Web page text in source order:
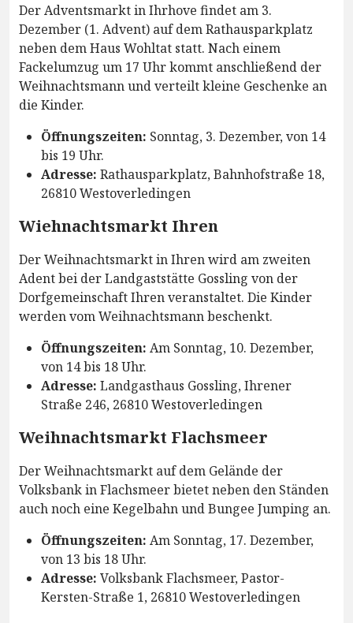
Der Adventsmarkt in Ihrhove findet am 3.
Dezember (1. Advent) auf dem Rathausparkplatz
neben dem Haus Wohltat statt. Nach einem
Fackelumzug um 17 Uhr kommt anschließend der
Weihnachtsmann und verteilt kleine Geschenke an
die Kinder.
Öffnungszeiten: Sonntag, 3. Dezember, von 14
bis 19 Uhr.
Adresse: Rathausparkplatz, Bahnhofstraße 18,
26810 Westoverledingen
Wiehnachtsmarkt Ihren
Der Weihnachtsmarkt in Ihren wird am zweiten
Adent bei der Landgaststätte Gossling von der
Dorfgemeinschaft Ihren veranstaltet. Die Kinder
werden vom Weihnachtsmann beschenkt.
Öffnungszeiten: Am Sonntag, 10. Dezember,
von 14 bis 18 Uhr.
Adresse: Landgasthaus Gossling, Ihrener
Straße 246, 26810 Westoverledingen
Weihnachtsmarkt Flachsmeer
Der Weihnachtsmarkt auf dem Gelände der
Volksbank in Flachsmeer bietet neben den Ständen
auch noch eine Kegelbahn und Bungee Jumping an.
Öffnungszeiten: Am Sonntag, 17. Dezember,
von 13 bis 18 Uhr.
Adresse: Volksbank Flachsmeer, Pastor-
Kersten-Straße 1, 26810 Westoverledingen